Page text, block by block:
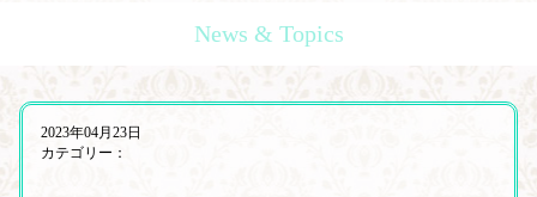
News & Topics
2023年04月23日
カテゴリー：